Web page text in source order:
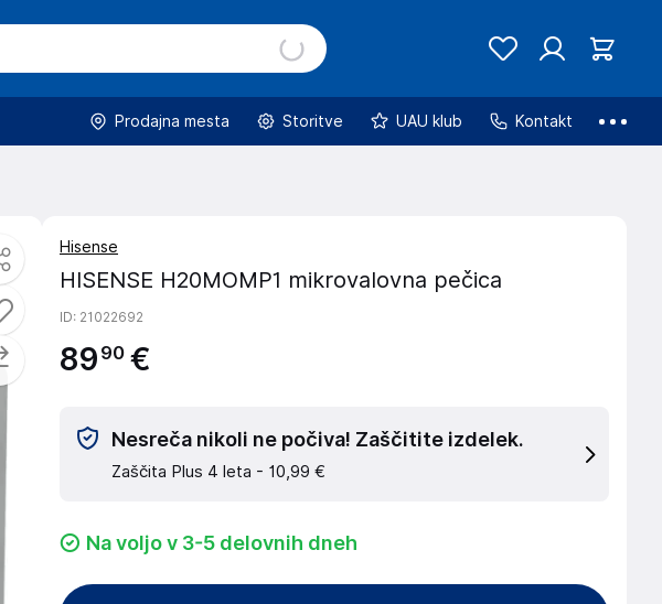
Prodajna mesta Storitve UAU klub Kontakt
Hisense
HISENSE H20MOMP1 mikrovalovna pečica
ID: 21022692
89 90 €
Nesreča nikoli ne počiva! Zaščitite izdelek.
Zaščita Plus 4 leta - 10,99 €
Na voljo v 3-5 delovnih dneh